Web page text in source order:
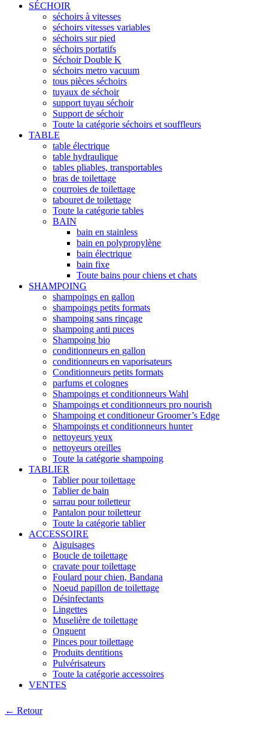
SÉCHOIR
séchoirs à vitesses
séchoirs vitesses variables
séchoirs sur pied
séchoirs portatifs
Séchoir Double K
séchoirs metro vacuum
tous pièces séchoirs
tuyaux de séchoir
support tuyau séchoir
Support de séchoir
Toute la catégorie séchoirs et souffleurs
TABLE
table électrique
table hydraulique
tables pliables, transportables
bras de toilettage
courroies de toilettage
tabouret de toilettage
Toute la catégorie tables
BAIN
bain en stainless
bain en polypropylène
bain électrique
bain fixe
Toute bains pour chiens et chats
SHAMPOING
shampoings en gallon
shampoings petits formats
shampoing sans rinçage
shampoing anti puces
Shampoing bio
conditionneurs en gallon
conditionneurs en vaporisateurs
Conditionneurs petits formats
parfums et colognes
Shampoings et conditionneurs Wahl
Shampoings et conditionneurs pro nourish
Shampoing et conditioneur Groomer’s Edge
Shampoings et conditionneurs hunter
nettoyeurs yeux
nettoyeurs oreilles
Toute la catégorie shampoing
TABLIER
Tablier pour toilettage
Tablier de bain
sarrau pour toiletteur
Pantalon pour toiletteur
Toute la catégorie tablier
ACCESSOIRE
Aiguisages
Boucle de toilettage
cravate pour toilettage
Foulard pour chien, Bandana
Noeud papillon de toilettage
Désinfectants
Lingettes
Muselière de toilettage
Onguent
Pinces pour toilettage
Produits dentitions
Pulvérisateurs
Toute la catégorie accessoires
VENTES
← Retour